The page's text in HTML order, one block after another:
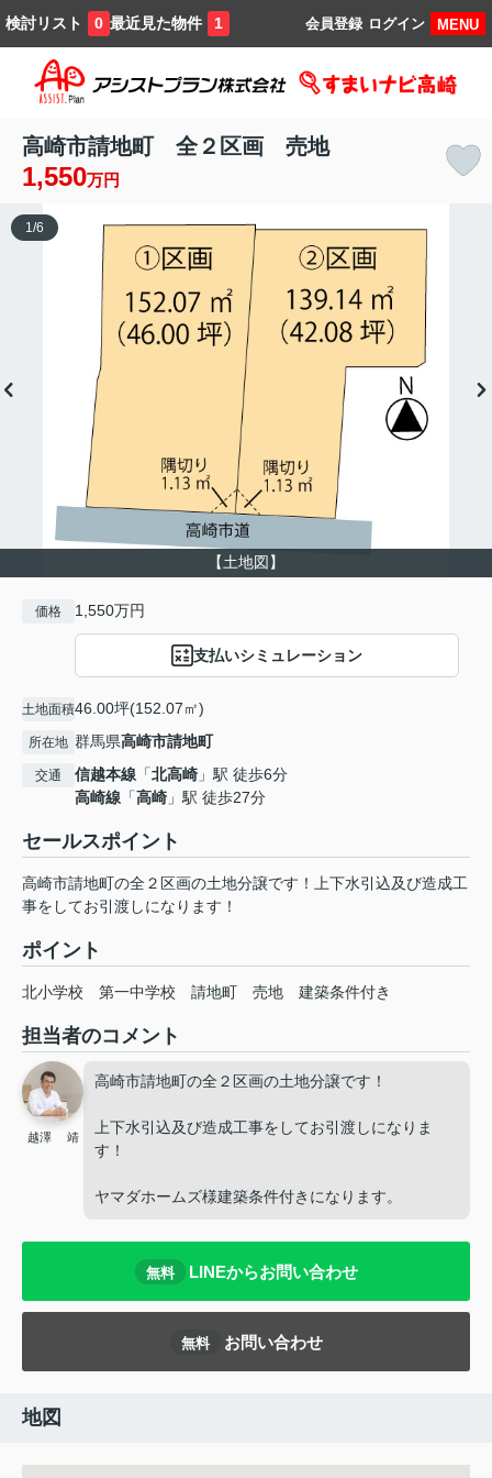
検討リスト 0 最近見た物件 1 MENU
ログイン
会員登録
高崎市請地町 全２区画 売地
1,550万円
【土地図】
1 /6
価格 1,550万円
支払いシミュレーション
土地面積46.00坪(152.07㎡)
所在地 群馬県高崎市請地町
交通 信越本線 「北高崎 」駅 徒歩6分
高崎線 「高崎 」駅 徒歩27分
セールスポイント
高崎市請地町の全２区画の土地分譲です！上下水引込及び造成工
事をしてお引渡しになります！
ポイント
北小学校 第一中学校 請地町 売地 建築条件付き
担当者のコメント
越澤 靖
高崎市請地町の全２区画の土地分譲です！
上下水引込及び造成工事をしてお引渡しになりま
す！
ヤマダホームズ様建築条件付きになります。
無料 LINEからお問い合わせ
無料 お問い合わせ
地図